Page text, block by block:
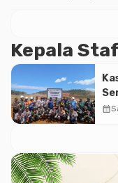
Kepala
calendar_month